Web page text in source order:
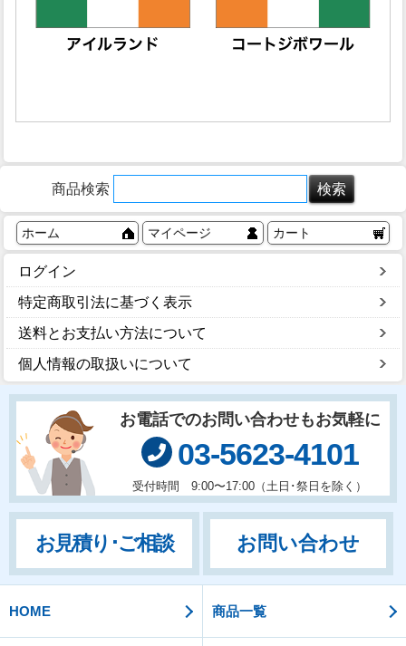
商品検索
ホーム マイページ カート
ログイン
特定商取引法に基づく表示
送料とお支払い方法について
個人情報の取扱いについて
お電話でのお問い合わせもお気軽に
03-5623-4101
受付時間 9:00〜17:00（土日･祭日を除く）
お見積り･ご相談 お問い合わせ
HOME 商品一覧